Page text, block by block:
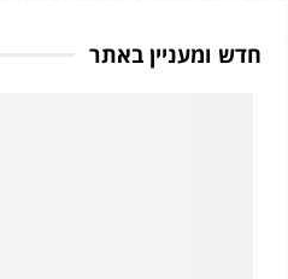
חדש ומעניין באתר